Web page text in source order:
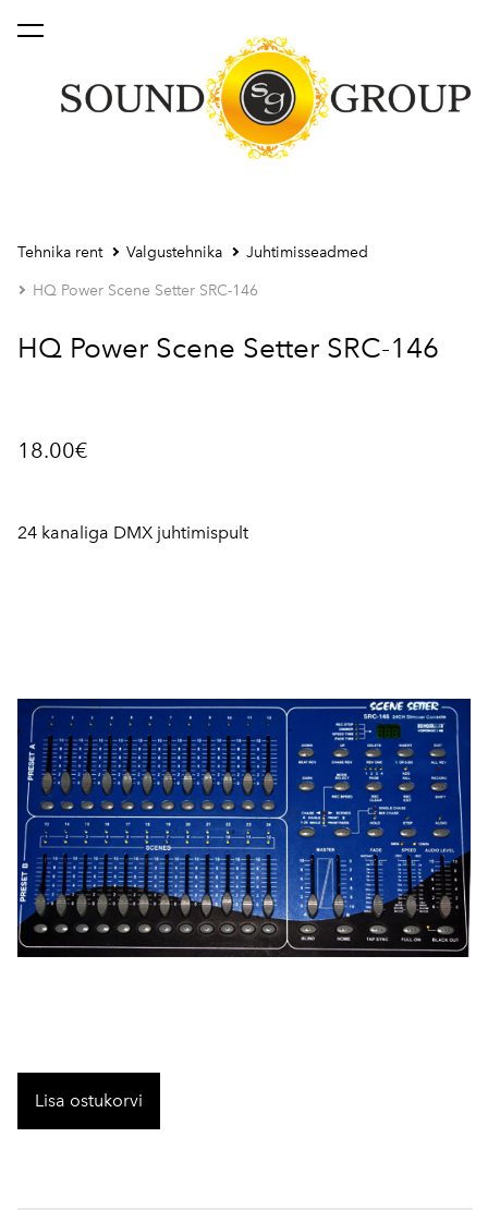
lisati ostukorvi. Vaata ostukorvi
Tehnika rent Valgustehnika Juhtimisseadmed
HQ Power Scene Setter SRC-146
Lisa ostukorvi
HQ Power Scene Setter SRC-146
18.00€
24 kanaliga DMX juhtimispult